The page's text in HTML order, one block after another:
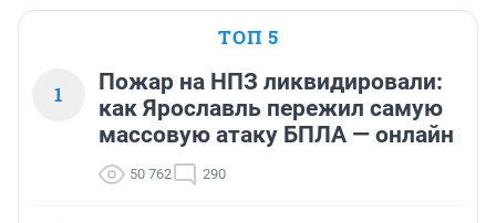
ТОП 5
1
Пожар на НПЗ ликвидировали:
как Ярославль пережил самую
массовую атаку БПЛА — онлайн
50 762 290